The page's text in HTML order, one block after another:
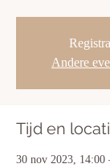
Andere
Tijd en
30 nov 2023, 14:00